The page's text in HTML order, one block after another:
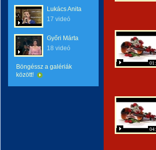
Lukács Anita
17 videó
Győri Márta
18 videó
Böngéssz a galériák
között!